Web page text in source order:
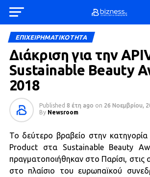
ΕΠΙΧΕΙΡΗΜΑΤΙΚΟΤΗΤΑ
Διάκριση για την
Sustainable Beauty
2018
Published 8 έτη ago on 26 Νοεμβρίου,
By Newsroom
Το δεύτερο βραβείο στην
Product στα Sustainable Beauty
πραγματοποιήθηκαν στο Παρίσι, στις
στο πλαίσιο του ευρωπαϊκού